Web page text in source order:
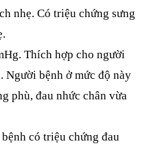
nhẹ. Có triệu chứng sưng
Thích hợp cho người
Người bệnh ở mức độ này
phù, đau nhức chân vừa
có triệu chứng đau